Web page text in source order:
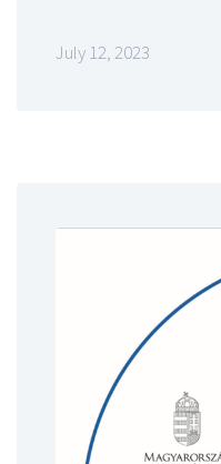
July 12, 2023